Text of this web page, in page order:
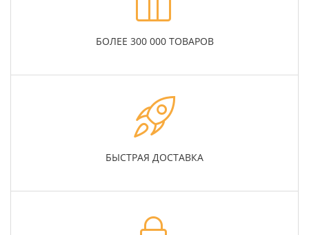
БОЛЕЕ 300 000 ТОВАРОВ
БЫСТРАЯ ДОСТАВКА